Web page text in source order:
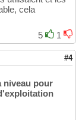
cela
5
1
#4
niveau pour